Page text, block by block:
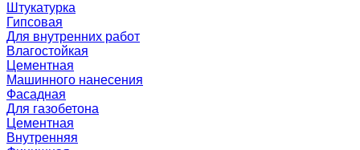
Штукатурка
Гипсовая
Для внутренних работ
Влагостойкая
Цементная
Машинного нанесения
Фасадная
Для газобетона
Цементная
Внутренняя